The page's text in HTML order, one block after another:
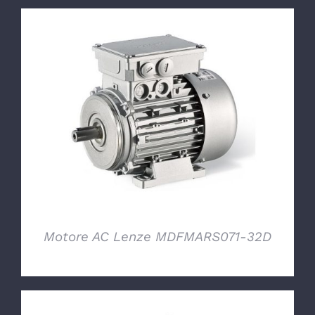
DETTAGLI
Motore AC Lenze MDFMARS071-32D